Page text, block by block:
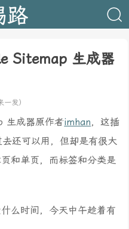
路
Sitemap 生成器
一发）
生成器原作者imhan，这插
还可以用，但却是有很大
和单页，而标签和分类是
么时间，今天中午趁着有